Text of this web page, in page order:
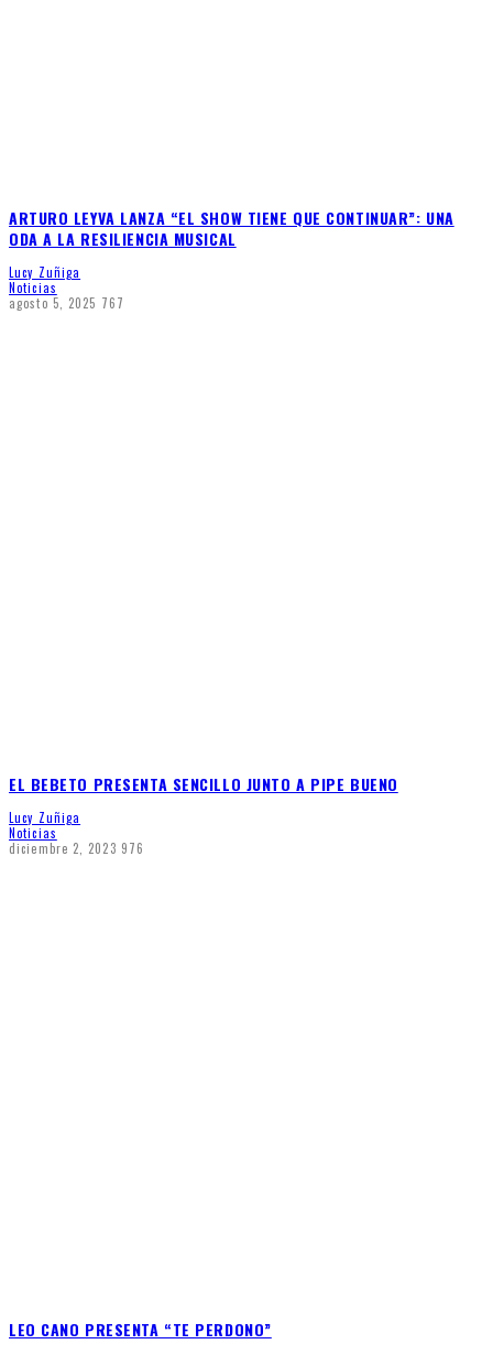
ARTURO LEYVA LANZA “EL SHOW TIENE QUE CONTINUAR”: UNA
ODA A LA RESILIENCIA MUSICAL
Lucy Zuñiga
Noticias
agosto 5, 2025 767
EL BEBETO PRESENTA SENCILLO JUNTO A PIPE BUENO
Lucy Zuñiga
Noticias
diciembre 2, 2023 976
LEO CANO PRESENTA “TE PERDONO”